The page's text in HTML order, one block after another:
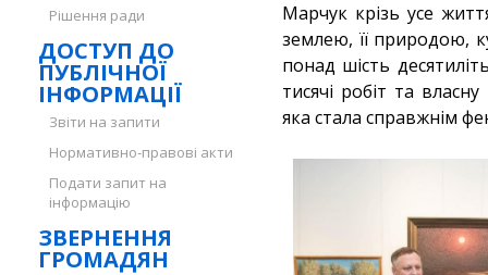
Рішення ради
ДОСТУП ДО
ПУБЛІЧНОЇ
ІНФОРМАЦІЇ
Звіти на запити
Нормативно-правові акти
Подати запит на
інформацію
ЗВЕРНЕННЯ
ГРОМАДЯН
Марчук крізь усе
землею, її природою,
понад шість
тисячі робіт та
яка стала справжнім